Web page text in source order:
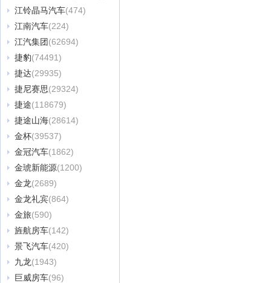
江铃晶马汽车(474)
江南汽车(224)
江汽集团(62694)
捷豹(74491)
捷达(29935)
捷尼赛思(29324)
捷途(118679)
捷途山海(28614)
金杯(39537)
金冠汽车(1862)
金琥新能源(1200)
金龙(2689)
金龙礼宾(864)
金旅(590)
旌航房车(142)
景飞汽车(420)
九龙(1943)
巨威房车(96)